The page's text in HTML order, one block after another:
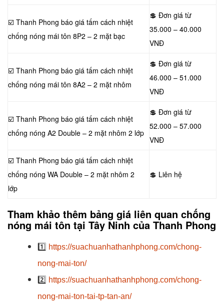
☑️ Thanh Phong báo giá tấm cách nhiệt
chống nóng mái tôn 8P2 – 2 mặt bạc
💲 Đơn giá từ
35.000 – 40.000
VNĐ
☑️ Thanh Phong báo giá tấm cách nhiệt
chống nóng mái tôn 8A2 – 2 mặt nhôm
💲 Đơn giá từ
46.000 – 51.000
VNĐ
☑️ Thanh Phong báo giá tấm cách nhiệt
chống nóng A2 Double – 2 mặt nhôm 2 lớp
💲 Đơn giá từ
52.000 – 57.000
VNĐ
☑️ Thanh Phong báo giá tấm cách nhiệt
chống nóng WA Double – 2 mặt nhôm 2
lớp
💲 Liên hệ
Tham khảo thêm bảng giá liên quan chống
nóng mái tôn tại Tây Ninh của Thanh Phong
1️⃣ https://suachuanhathanhphong.com/chong-
nong-mai-ton/
2️⃣ https://suachuanhathanhphong.com/chong-
nong-mai-ton-tai-tp-tan-an/